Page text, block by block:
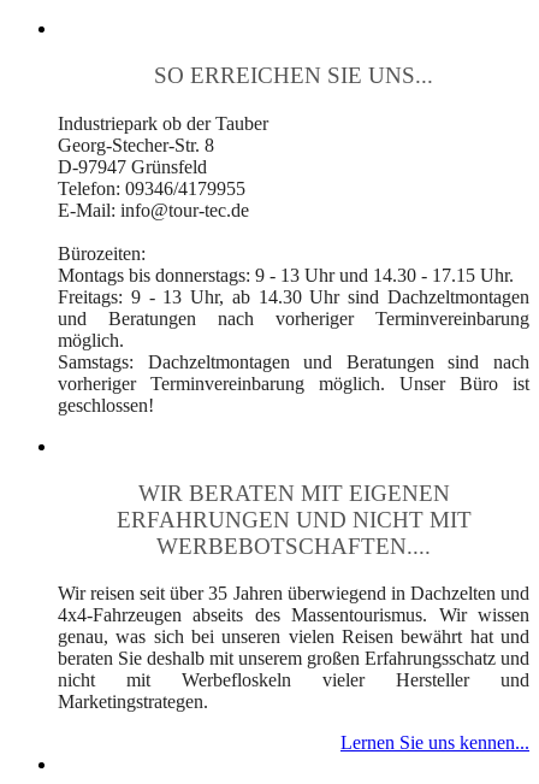
SO ERREICHEN SIE UNS...
Industriepark ob der Tauber
Georg-Stecher-Str. 8
D-97947 Grünsfeld
Telefon: 09346/4179955
E-Mail: info@tour-tec.de
Bürozeiten:
Montags bis donnerstags: 9 - 13 Uhr und 14.30 - 17.15 Uhr.
Freitags: 9 - 13 Uhr, ab 14.30 Uhr sind Dachzeltmontagen
und Beratungen nach vorheriger Terminvereinbarung
möglich.
Samstags: Dachzeltmontagen und Beratungen sind nach
vorheriger Terminvereinbarung möglich. Unser Büro ist
geschlossen!
WIR BERATEN MIT EIGENEN
ERFAHRUNGEN UND NICHT MIT
WERBEBOTSCHAFTEN....
Wir reisen seit über 35 Jahren überwiegend in Dachzelten und
4x4-Fahrzeugen abseits des Massentourismus. Wir wissen
genau, was sich bei unseren vielen Reisen bewährt hat und
beraten Sie deshalb mit unserem großen Erfahrungsschatz und
nicht mit Werbefloskeln vieler Hersteller und
Marketingstrategen.
Lernen Sie uns kennen...